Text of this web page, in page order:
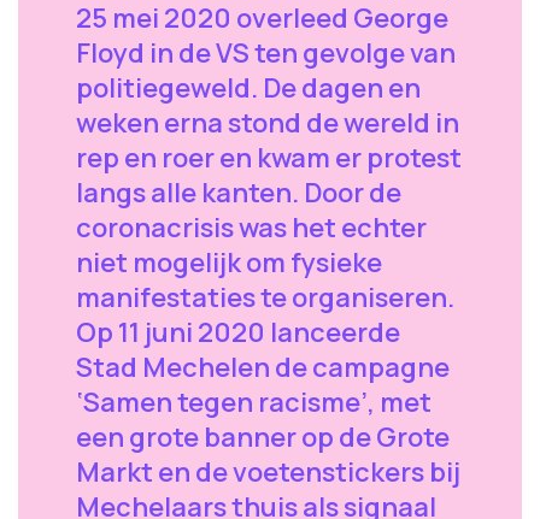
25 mei 2020 overleed George
Floyd in de VS ten gevolge van
politiegeweld. De dagen en
weken erna stond de wereld in
rep en roer en kwam er protest
langs alle kanten. Door de
coronacrisis was het echter
niet mogelijk om fysieke
manifestaties te organiseren.
Op 11 juni 2020 lanceerde
Stad Mechelen de campagne
‘Samen tegen racisme’, met
een grote banner op de Grote
Markt en de voetenstickers bij
Mechelaars thuis als signaal